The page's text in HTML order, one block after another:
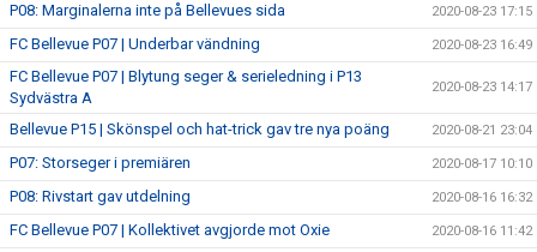
P08: Marginalerna inte på Bellevues sida 2020-08-23 17:15
FC Bellevue P07 | Underbar vändning 2020-08-23 16:49
FC Bellevue P07 | Blytung seger & serieledning i P13
Sydvästra A
2020-08-23 14:17
Bellevue P15 | Skönspel och hat-trick gav tre nya poäng 2020-08-21 23:04
P07: Storseger i premiären 2020-08-17 10:10
P08: Rivstart gav utdelning 2020-08-16 16:32
FC Bellevue P07 | Kollektivet avgjorde mot Oxie 2020-08-16 11:42